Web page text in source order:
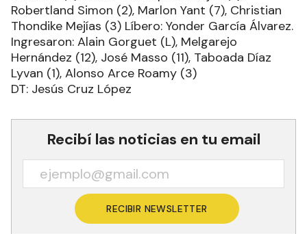
Robertland Simon (2), Marlon Yant (7), Christian
Thondike Mejías (3) Líbero: Yonder García Álvarez.
Ingresaron: Alain Gorguet (L), Melgarejo
Hernández (12), José Masso (11), Taboada Díaz
Lyvan (1), Alonso Arce Roamy (3)
DT: Jesús Cruz López
Recibí las noticias en tu email
RECIBIR NEWSLETTER